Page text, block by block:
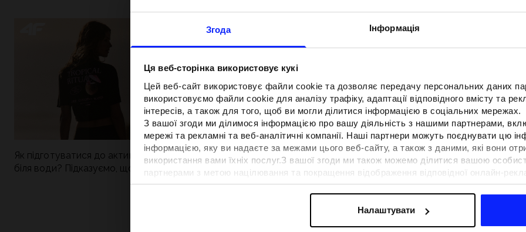
Згода Інформація
Ця веб-сторінка використовує кукі
Цей веб-сайт використовує файли cookie та дозволяє передачу персональних даних
використовуємо файли cookie для аналізу трафіку, адаптації відповідного вмісту та
інтересів, а також для того, щоб ви могли ділитися інформацією в соціальних мережах.
З вашої згоди ми ділимося інформацією про вашу діяльність з нашими партнерами,
мережі та рекламні та веб-аналітичні компанії. Наші партнери можуть поєднувати цю
інформацією, яку ви надаєте за межами цього веб-сайту, а також з даними, які вони
використання вами їхніх послуг.З вашої згоди ми також можемо ділитися вашою
партнерами з метою націлювання та покращення відображення відповідної онлайн-
відповідності вмісту та вдосконалення рішень, які пропонують наші партнери
Детальну інформацію можна знайти в нашійПолітиці конфіденційностіта в розділі
Налаштувати
Як підготуватися до активного дня
біля води? Підказуємо, що зібрати до
Нова колекція 4F для тенісу та
паделу. Спортивна функціональність
поєднується із сучасним стилем
Образи на фестиваль. Як
на музичні фестивалі?